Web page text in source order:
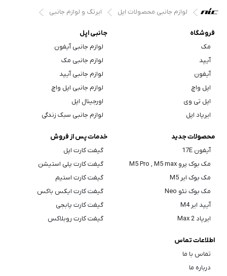
لوازم جانبی محصولات اپل ایرتگ و لوازم جانبی
فروشگاه
مک
آیپد
آیفون
اپل واچ
اپل تی وی
ایرپاد اپل
جانبی اپل
لوازم جانبی آیفون
لوازم جانبی مک
لوازم جانبی آیپد
لوازم جانبی اپل واچ
اورجینال اپل
لوازم جانبی سبک زندگی
محصولات جدید
آیفون 17E
مک بوک پرو M5 Pro , M5 max
مک بوک ایر M5
مک بوک نئو Neo
آیپد ایر M4
ایرپاد Max 2
خدمات پس از فروش
گیفت کارت اپل
گیفت کارت پلی استیشن
گیفت کارت استیم
گیفت کارت ایکس باکس
گیفت کارت پابجی
گیفت کارت روبلاکس
اطلاعات تماس
تماس با ما
درباره ما